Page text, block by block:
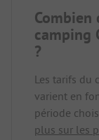
Combien
camping
?
Les tarifs du
varient en
période
plus sur les